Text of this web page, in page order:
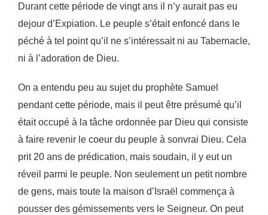
Durant cette période de vingt ans il n’y aurait pas eu
dejour d’Expiation. Le peuple s’était enfoncé dans le
péché à tel point qu’il ne s’intéressait ni au Tabernacle,
ni à l’adoration de Dieu.
On a entendu peu au sujet du prophète Samuel
pendant cette période, mais il peut être présumé qu’il
était occupé à la tâche ordonnée par Dieu qui consiste
à faire revenir le coeur du peuple à sonvrai Dieu. Cela
prit 20 ans de prédication, mais soudain, il y eut un
réveil parmi le peuple. Non seulement un petit nombre
de gens, mais toute la maison d’Israël commença à
pousser des gémissements vers le Seigneur. On peut